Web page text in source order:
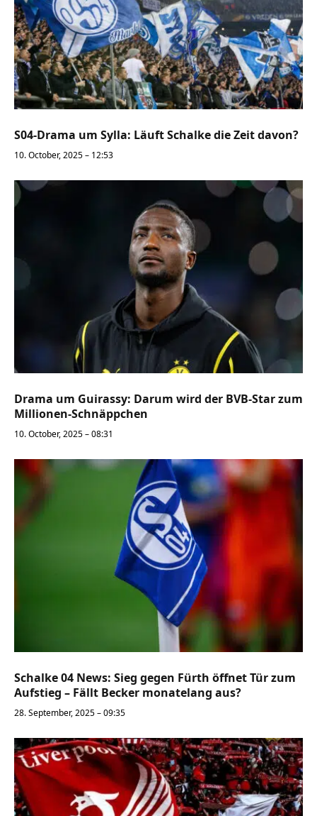
S04-Drama um Sylla: Läuft Schalke die Zeit davon?
10. October, 2025 – 12:53
Drama um Guirassy: Darum wird der BVB-Star zum
Millionen-Schnäppchen
10. October, 2025 – 08:31
Schalke 04 News: Sieg gegen Fürth öffnet Tür zum
Aufstieg – Fällt Becker monatelang aus?
28. September, 2025 – 09:35